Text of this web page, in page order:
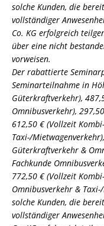
solche Kunden, die
vollständiger
Co. KG erfolgreich
über eine nicht
vorweisen.
Der rabattierte
Seminarteilnahme in
Güterkraftverkehr),
Omnibusverkehr),
612,50 € (Vollzeit
Taxi-/
Güterkraftverkehr &
Fachkunde
772,50 € (Vollzeit
Omnibusverkehr &
solche Kunden, die
vollständiger